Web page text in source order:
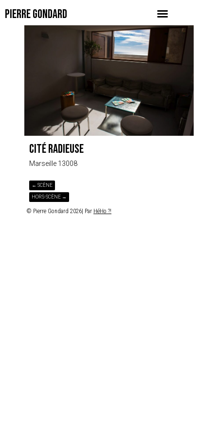
PIERRE GONDARD
CITÉ RADIEUSE
Marseille 13008
← SCÈNE
HORS-SCÈNE →
© Pierre Gondard 2026| Par HéHo ?!